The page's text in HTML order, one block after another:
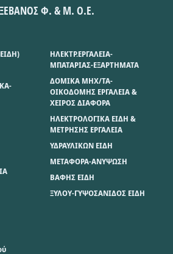
Φ. & Μ. Ο.Ε.
ΗΛΕΚΤΡ.ΕΡΓΑΛΕΙΑ-
ΜΠΑΤΑΡΙΑΣ-ΕΞΑΡΤΗΜΑΤΑ
ΔΟΜΙΚΑ ΜΗΧ/ΤΑ-
ΟΙΚΟΔΟΜΗΣ ΕΡΓΑΛΕΙΑ &
ΧΕΙΡΟΣ ΔΙΑΦΟΡΑ
ΗΛΕΚΤΡΟΛΟΓΙΚΑ ΕΙΔΗ &
ΜΕΤΡΗΣΗΣ ΕΡΓΑΛΕΙΑ
ΥΔΡΑΥΛΙΚΩΝ ΕΙΔΗ
ΜΕΤΑΦΟΡΑ-ΑΝΥΨΩΣΗ
ΒΑΦΗΣ ΕΙΔΗ
ΞΥΛΟΥ-ΓΥΨΟΣΑΝΙΔΟΣ ΕΙΔΗ